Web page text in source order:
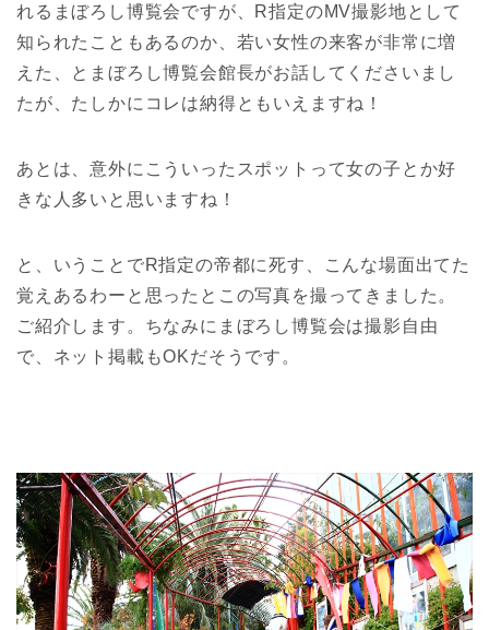
れるまぼろし博覧会ですが、R指定のMV撮影地として
知られたこともあるのか、若い女性の来客が非常に増
えた、とまぼろし博覧会館長がお話してくださいまし
たが、たしかにコレは納得ともいえますね！
あとは、意外にこういったスポットって女の子とか好
きな人多いと思いますね！
と、いうことでR指定の帝都に死す、こんな場面出てた
覚えあるわーと思ったとこの写真を撮ってきました。
ご紹介します。ちなみにまぼろし博覧会は撮影自由
で、ネット掲載もOKだそうです。